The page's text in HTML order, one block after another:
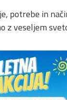
potrebe in
veseljem